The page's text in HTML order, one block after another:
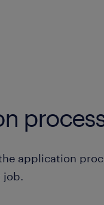
application
job.